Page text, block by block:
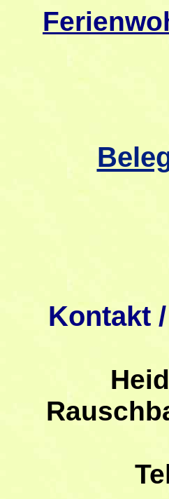
Kontakt